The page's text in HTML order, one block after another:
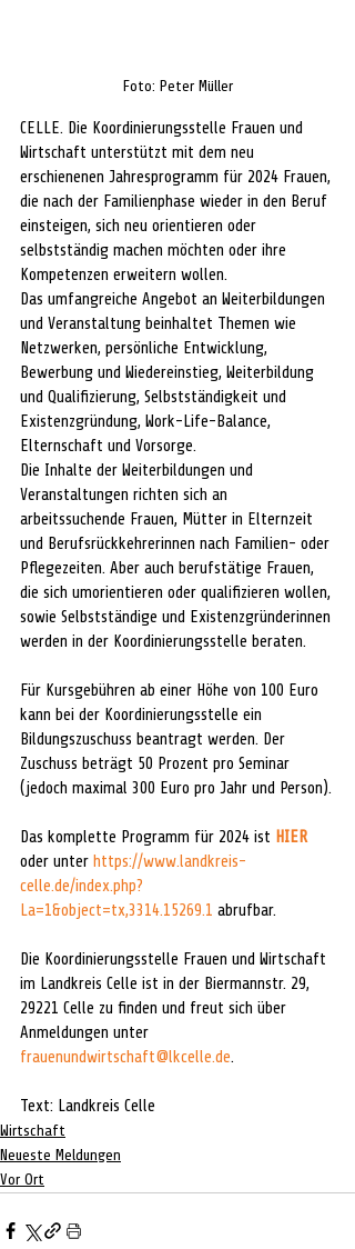
Foto: Peter Müller
CELLE. Die Koordinierungsstelle Frauen und
Wirtschaft unterstützt mit dem neu
erschienenen Jahresprogramm für 2024 Frauen,
die nach der Familienphase wieder in den Beruf
einsteigen, sich neu orientieren oder
selbstständig machen möchten oder ihre
Kompetenzen erweitern wollen.
Das umfangreiche Angebot an Weiterbildungen
und Veranstaltung beinhaltet Themen wie
Netzwerken, persönliche Entwicklung,
Bewerbung und Wiedereinstieg, Weiterbildung
und Qualifizierung, Selbstständigkeit und
Existenzgründung, Work-Life-Balance,
Elternschaft und Vorsorge.
Die Inhalte der Weiterbildungen und
Veranstaltungen richten sich an
arbeitssuchende Frauen, Mütter in Elternzeit
und Berufsrückkehrerinnen nach Familien- oder
Pflegezeiten. Aber auch berufstätige Frauen,
die sich umorientieren oder qualifizieren wollen,
sowie Selbstständige und Existenzgründerinnen
werden in der Koordinierungsstelle beraten.
Für Kursgebühren ab einer Höhe von 100 Euro
kann bei der Koordinierungsstelle ein
Bildungszuschuss beantragt werden. Der
Zuschuss beträgt 50 Prozent pro Seminar
(jedoch maximal 300 Euro pro Jahr und Person).
Das komplette Programm für 2024 ist HIER
oder unter https://www.landkreis-
celle.de/index.php?
La=1&object=tx,3314.15269.1 abrufbar.
Die Koordinierungsstelle Frauen und Wirtschaft
im Landkreis Celle ist in der Biermannstr. 29,
29221 Celle zu finden und freut sich über
Anmeldungen unter
frauenundwirtschaft@lkcelle.de.
Text: Landkreis Celle
Wirtschaft
Neueste Meldungen
Vor Ort